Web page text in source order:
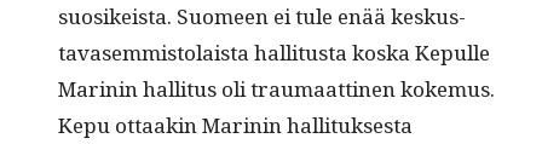
suosikeista. Suomeen ei tule enää keskus­
tavasem­mis­to­laista hal­li­tus­ta kos­ka Kepulle
Marinin hal­li­tus oli trau­maat­ti­nen koke­mus.
Kepu ottaakin Marinin hal­li­tuk­ses­ta